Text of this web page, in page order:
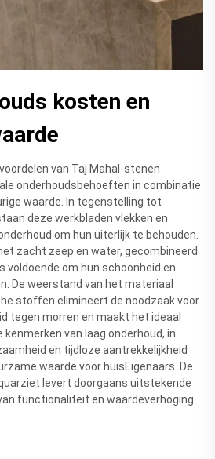
kosten en
van Taj Mahal-stenen
onderhoudsbehoeften in combinatie
waarde. In tegenstelling tot
deze werkbladen vlekken en
om hun uiterlijk te behouden.
zacht zeep en water, gecombineerd
voldoende om hun schoonheid en
De weerstand van het materiaal
stoffen elimineert de noodzaak voor
tegen morren en maakt het ideaal
kenmerken van laag onderhoud, in
en tijdloze aantrekkelijkheid
waarde voor huisEigenaars. De
levert doorgaans uitstekende
functionaliteit en waardeverhoging